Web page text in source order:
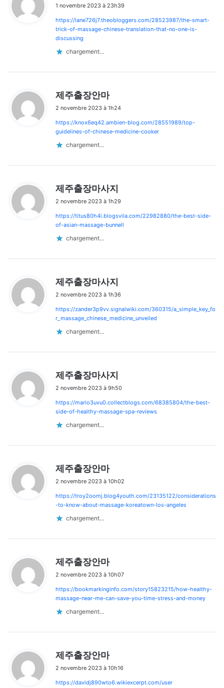
t
:
1 novembre 2023 à 23h39
https://lane726j7.theobloggers.com/28523987/the-smart-
trick-of-massage-chinese-translation-that-no-one-is-
discussing
chargement…
제주출장안마
t
:
2 novembre 2023 à 1h24
https://knox6eq42.ambien-blog.com/28551989/top-
guidelines-of-chinese-medicine-cooker
chargement…
제주출장마사지
t
:
2 novembre 2023 à 1h29
https://titus80h4i.blogsvila.com/22982880/the-best-side-
of-asian-massage-bunnell
chargement…
제주출장마사지
t
:
2 novembre 2023 à 1h36
https://zander3p9vv.signalwiki.com/360315/a_simple_key_fo
r_massage_chinese_medicine_unveiled
chargement…
제주출장마사지
t
:
2 novembre 2023 à 9h50
https://mario3uvu0.collectblogs.com/68385804/the-best-
side-of-healthy-massage-spa-reviews
chargement…
제주출장안마
t
:
2 novembre 2023 à 10h02
https://troy2oomj.blog4youth.com/23135122/considerations
-to-know-about-massage-koreatown-los-angeles
chargement…
제주출장안마
t
:
2 novembre 2023 à 10h07
https://bookmarkinginfo.com/story15823215/how-healthy-
massage-near-me-can-save-you-time-stress-and-money
chargement…
제주출장안마
t
2 novembre 2023 à 10h16
https://davidj890wto6.wikiexcerpt.com/user